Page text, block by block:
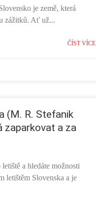
je země, která
zážitků. Ať už...
ČÍST VÍCE
(M. R. Stefanik
zaparkovat a za
a hledáte možnosti
letištěm Slovenska a je